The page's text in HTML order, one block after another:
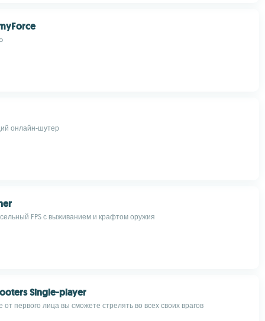
онлайн-шутер
FPS с выживанием и крафтом оружия
Single-player
первого лица вы сможете стрелять во всех своих врагов